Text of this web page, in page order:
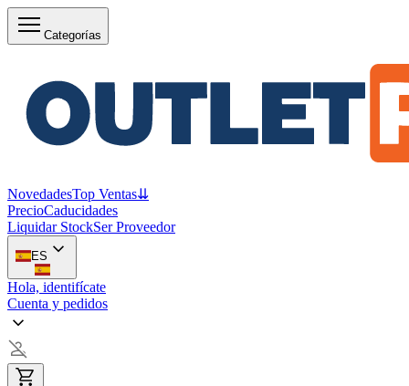
Categorías
NovedadesTop Ventas⇊
PrecioCaducidades
Liquidar StockSer Proveedor
ES
Hola, identifícate
Cuenta y pedidos